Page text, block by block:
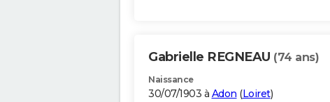
Gabrielle REGNEAU (74 ans)
Naissance
30/07/1903 à Adon (Loiret)